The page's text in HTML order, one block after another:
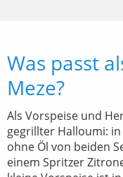
Was passt
Meze?
Als Vorspeise und
gegrillter Halloumi:
ohne Öl von beiden
einem Spritzer